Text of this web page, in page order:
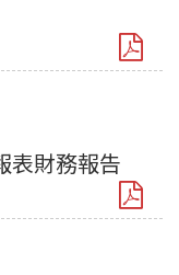
表財務報告